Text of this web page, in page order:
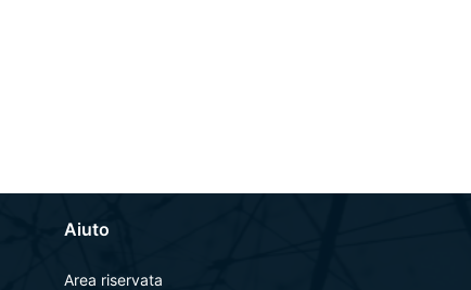
Aiuto
Area riservata